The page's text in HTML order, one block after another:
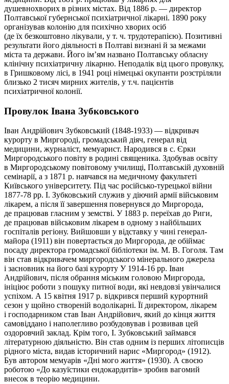
душевнохворих в різних містах. Від 1886 р. — директор
Полтавської губернської психіатричної лікарні. 1890 року
організував колонію для психічно хворих осіб
(де їх безкоштовно лікували, у т. ч. трудотерапією). Позитивні
результати його діяльності в Полтаві визнані й за межами
міста та держави. Його ім’ям названо Полтавську обласну
клінічну психіатричну лікарню. Неподалік від цього провулку,
в Гришковому лісі, в 1941 році німецькі окупанти розстріляли
близько 2 тисяч мирних жителів, у т.ч. пацієнтів
психіатричної колонії.
Провулок Івана Зубковського
Іван Андрійович Зубковський (1848-1933) — відкривач
курорту в Миргороді, громадський діяч, генерал від
медицини, журналіст, мемуарист. Народився в с. Єрки
Миргородського повіту в родині священика. Здобував освіту
в Миргородському повітовому училищі, Полтавській духовній
семінарії, а з 1871 р. навчався на медичному факультеті
Київського університету. Під час російсько-турецької війни
1877-78 рр. І. Зубковський служив у діючий армії військовим
лікарем, а після її завершення повернувся до Миргорода,
де працював гласним у земстві. У 1883 р. переїхав до Риги,
де працював військовим лікарем в одному з найбільших
госпіталів регіону. Вийшовши у відставку у чині генерал-
майора (1911) він повертається до Миргорода, де обіймає
посаду директора громадської бібліотеки ім. М. В. Гоголя. Там
він став відкривачем миргородського мінерального джерела
і засновник на його базі курорту У 1914-16 рр. Іван
Андрійович, після обрання міським головою Миргорода,
ініціює роботи з пошуку питної води, які невдовзі увінчалися
успіхом. А 15 квітня 1917 р. відкрився перший курортний
сезон у щойно створеній водолікарні. Її директором, лікарем
і господарником став Іван Андрійович, який до кінця життя
самовіддано і наполегливо розбудовував і розвивав цей
оздоровчий заклад. Крім того, І. Зубковський займався
літературною діяльністю. Він став одним із перших літописців
рідного міста, видав історичний нарис «Миргород» (1912).
Був автором мемуарів «Дні мого життя» (1930). А своєю
роботою «До казуїстики ендокардитів» зробив вагомий
внесок в теорію медицини.